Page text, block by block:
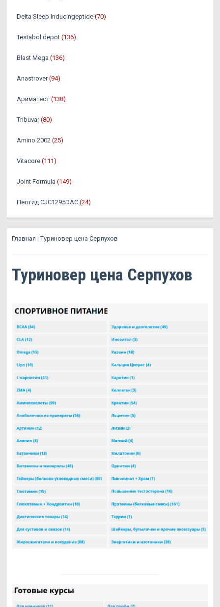
Delta Sleep Inducingeptide (70)
Testabol depot (136)
Blast Mega (136)
Anastrover (94)
Ариматест (138)
Tribuvar (80)
Amino 2002 (25)
Vitacore (111)
Joint Formula (149)
Пептид CJC1295DAC (24)
Главная |Туриновер цена Серпухов
Туриновер цена Серпухов